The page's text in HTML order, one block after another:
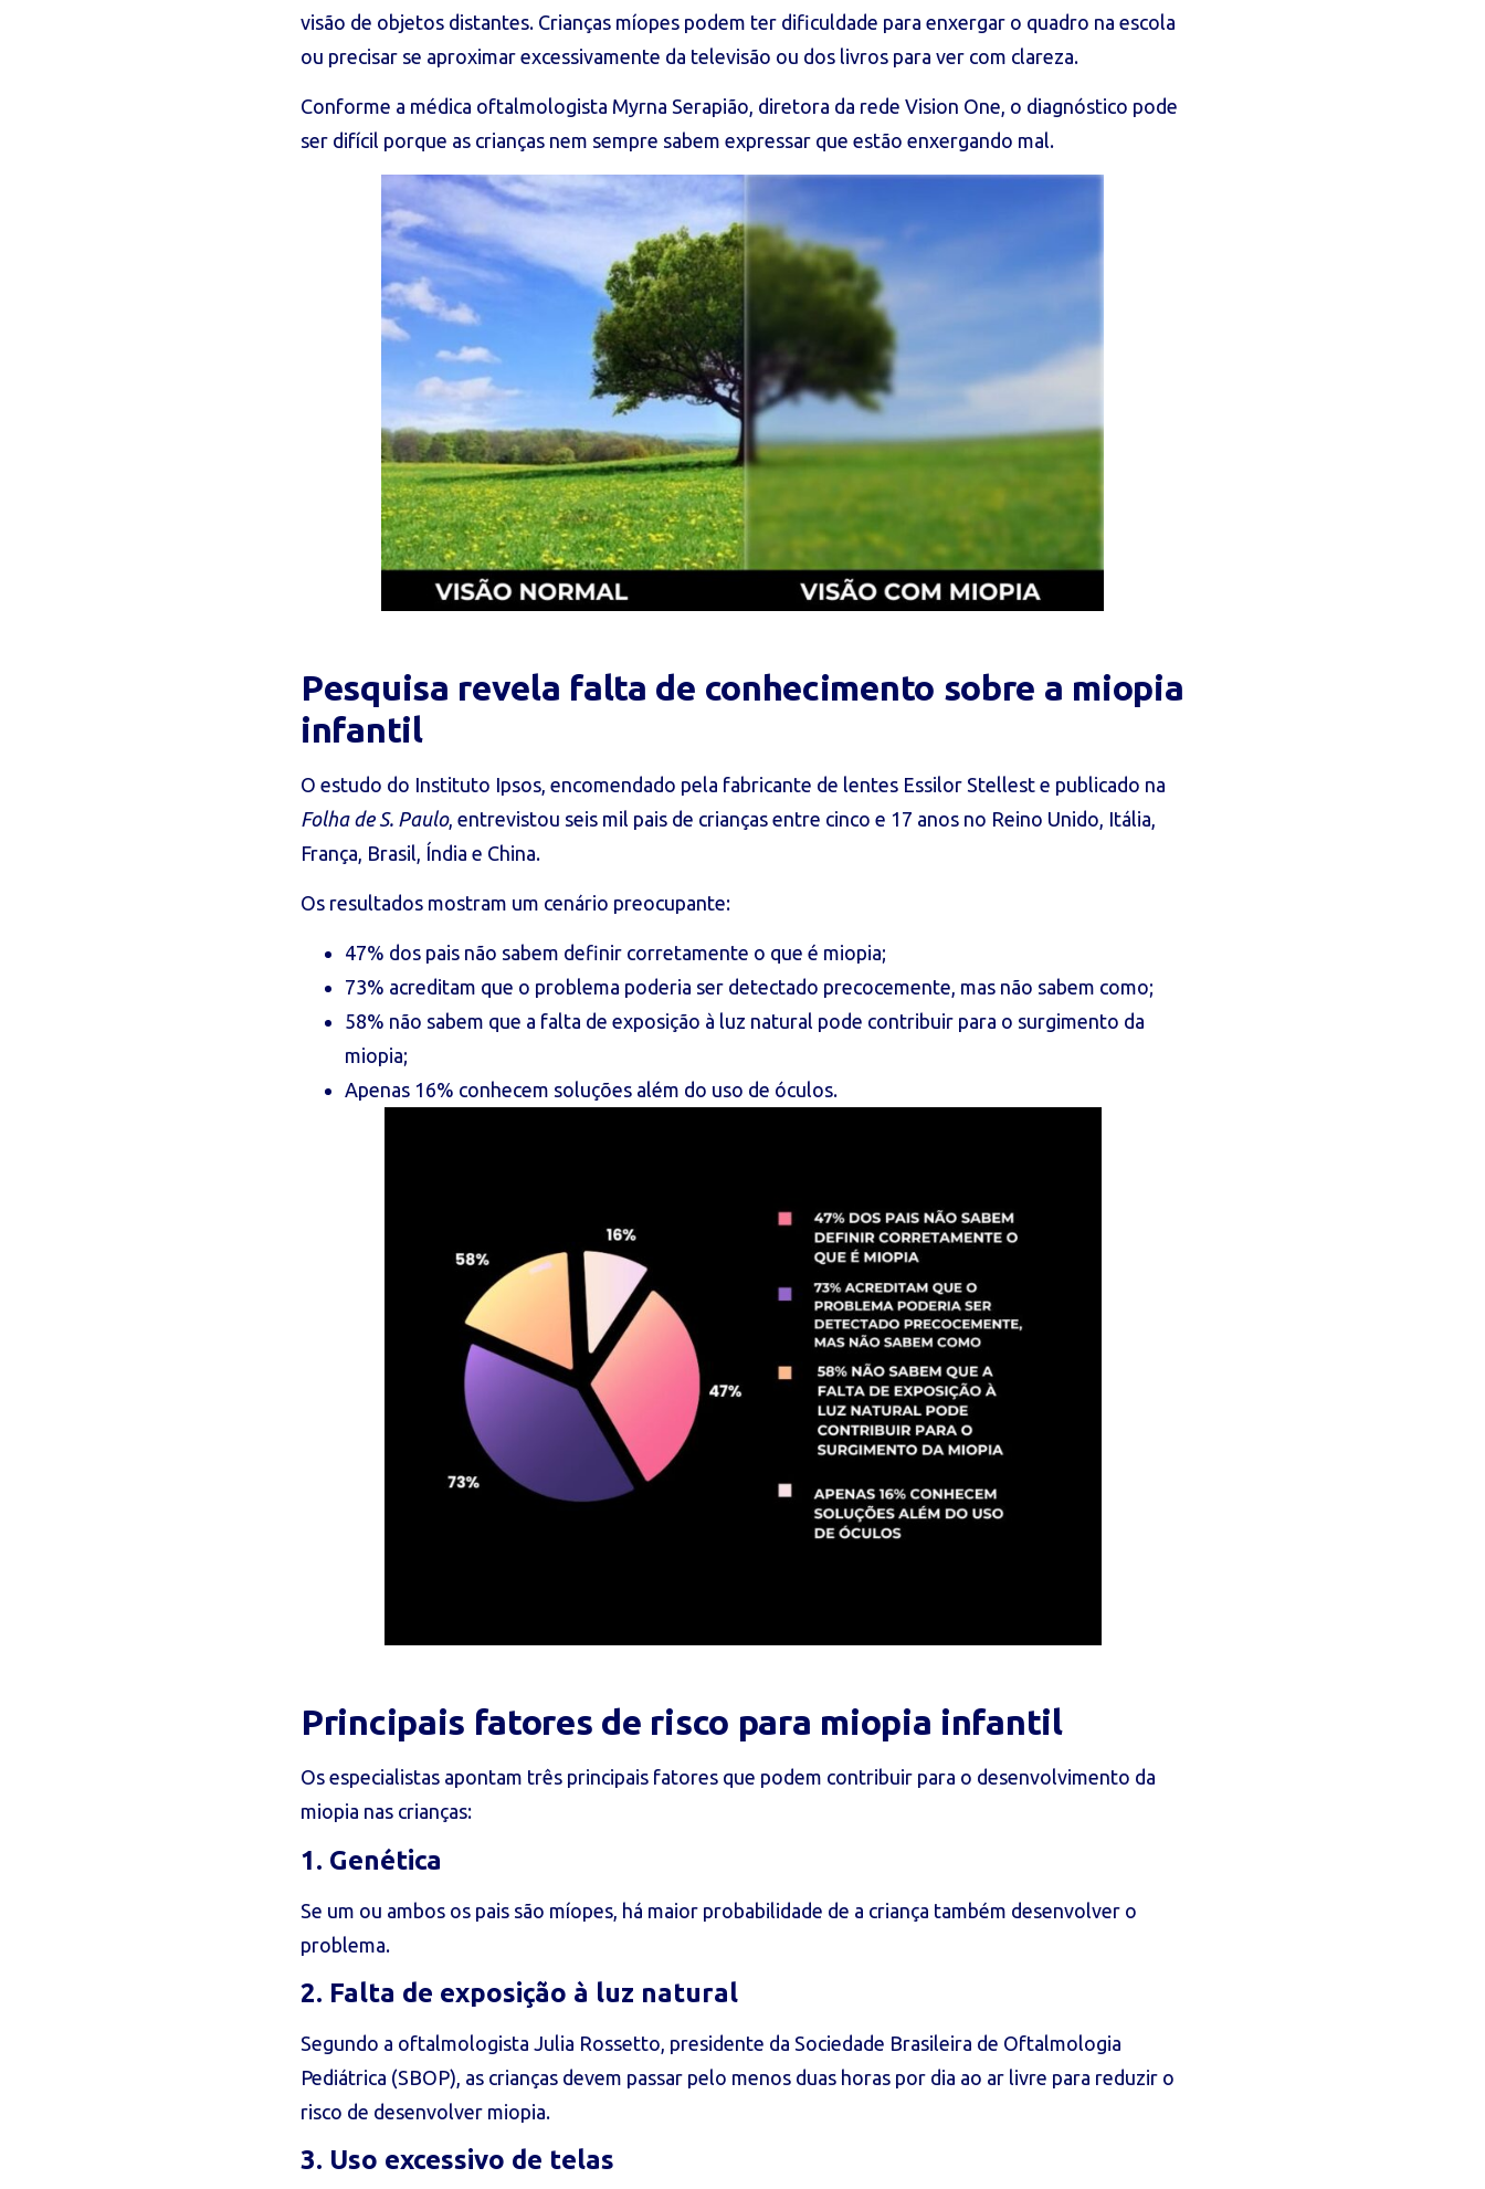
visão de objetos distantes. Crianças míopes podem ter dificuldade para enxergar o quadro na escola
ou precisar se aproximar excessivamente da televisão ou dos livros para ver com clareza.
Conforme a médica oftalmologista Myrna Serapião, diretora da rede Vision One, o diagnóstico pode
ser difícil porque as crianças nem sempre sabem expressar que estão enxergando mal.
Pesquisa revela falta de conhecimento sobre a miopia
infantil
O estudo do Instituto Ipsos, encomendado pela fabricante de lentes Essilor Stellest e publicado na
Folha de S. Paulo, entrevistou seis mil pais de crianças entre cinco e 17 anos no Reino Unido, Itália,
França, Brasil, Índia e China.
Os resultados mostram um cenário preocupante:
47% dos pais não sabem definir corretamente o que é miopia;
73% acreditam que o problema poderia ser detectado precocemente, mas não sabem como;
58% não sabem que a falta de exposição à luz natural pode contribuir para o surgimento da
miopia;
Apenas 16% conhecem soluções além do uso de óculos.
Principais fatores de risco para miopia infantil
Os especialistas apontam três principais fatores que podem contribuir para o desenvolvimento da
miopia nas crianças:
1. Genética
Se um ou ambos os pais são míopes, há maior probabilidade de a criança também desenvolver o
problema.
2. Falta de exposição à luz natural
Segundo a oftalmologista Julia Rossetto, presidente da Sociedade Brasileira de Oftalmologia
Pediátrica (SBOP), as crianças devem passar pelo menos duas horas por dia ao ar livre para reduzir o
risco de desenvolver miopia.
3. Uso excessivo de telas